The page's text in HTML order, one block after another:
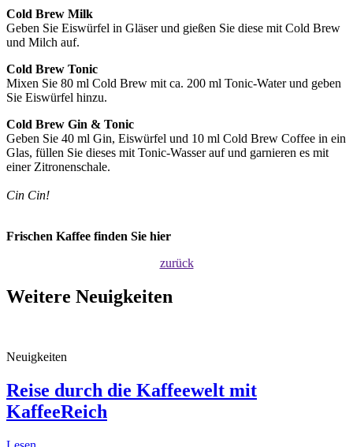
Cold Brew Milk
Geben Sie Eiswürfel in Gläser und gießen Sie diese mit Cold Brew
und Milch auf.
Cold Brew Tonic
Mixen Sie 80 ml Cold Brew mit ca. 200 ml Tonic-Water und geben
Sie Eiswürfel hinzu.
Cold Brew Gin & Tonic
Geben Sie 40 ml Gin, Eiswürfel und 10 ml Cold Brew Coffee in ein
Glas, füllen Sie dieses mit Tonic-Wasser auf und garnieren es mit
einer Zitronenschale.
Cin Cin!
Frischen Kaffee finden Sie hier
zurück
Weitere Neuigkeiten
Neuigkeiten
Reise durch die Kaffeewelt mit
KaffeeReich